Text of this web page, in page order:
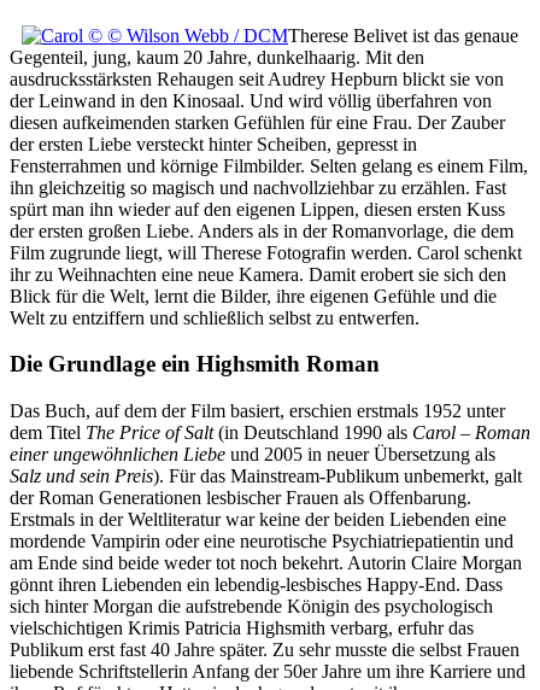
Therese Belivet ist das genaue
Gegenteil, jung, kaum 20 Jahre, dunkelhaarig. Mit den
ausdrucksstärksten Rehaugen seit Audrey Hepburn blickt sie von
der Leinwand in den Kinosaal. Und wird völlig überfahren von
diesen aufkeimenden starken Gefühlen für eine Frau. Der Zauber
der ersten Liebe versteckt hinter Scheiben, gepresst in
Fensterrahmen und körnige Filmbilder. Selten gelang es einem Film,
ihn gleichzeitig so magisch und nachvollziehbar zu erzählen. Fast
spürt man ihn wieder auf den eigenen Lippen, diesen ersten Kuss
der ersten großen Liebe. Anders als in der Romanvorlage, die dem
Film zugrunde liegt, will Therese Fotografin werden. Carol schenkt
ihr zu Weihnachten eine neue Kamera. Damit erobert sie sich den
Blick für die Welt, lernt die Bilder, ihre eigenen Gefühle und die
Welt zu entziffern und schließlich selbst zu entwerfen.
Die Grundlage ein Highsmith Roman
Das Buch, auf dem der Film basiert, erschien erstmals 1952 unter
dem Titel The Price of Salt(in Deutschland 1990 als Carol – Roman
einer ungewöhnlichen Liebe und 2005 in neuer Übersetzung als
Salz und sein Preis). Für das Mainstream-Publikum unbemerkt, galt
der Roman Generationen lesbischer Frauen als Offenbarung.
Erstmals in der Weltliteratur war keine der beiden Liebenden eine
mordende Vampirin oder eine neurotische Psychiatriepatientin und
am Ende sind beide weder tot noch bekehrt. Autorin Claire Morgan
gönnt ihren Liebenden ein lebendig-lesbisches Happy-End. Dass
sich hinter Morgan die aufstrebende Königin des psychologisch
vielschichtigen Krimis Patricia Highsmith verbarg, erfuhr das
Publikum erst fast 40 Jahre später. Zu sehr musste die selbst Frauen
liebende Schriftstellerin Anfang der 50er Jahre um ihre Karriere und